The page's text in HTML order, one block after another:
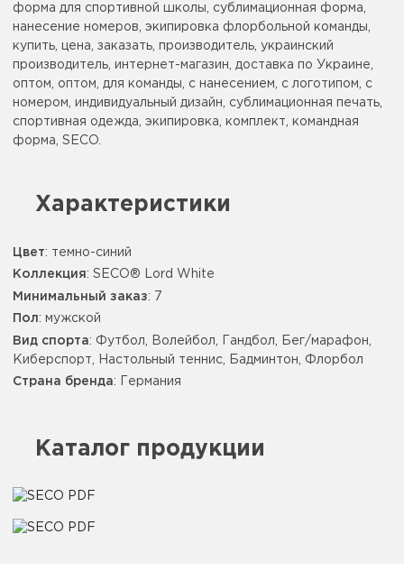
форма для спортивной школы, сублимационная форма,
нанесение номеров, экипировка флорбольной команды,
купить, цена, заказать, производитель, украинский
производитель, интернет-магазин, доставка по Украине,
оптом, оптом, для команды, с нанесением, с логотипом, с
номером, индивидуальный дизайн, сублимационная печать,
спортивная одежда, экипировка, комплект, командная
форма, SECO.
Характеристики
Цвет: темно-синий
Коллекция : SECO® Lord White
Минимальный заказ: 7
Пол : мужской
Вид спорта: Футбол, Волейбол, Гандбол, Бег/марафон,
Киберспорт, Настольный теннис, Бадминтон, Флорбол
Страна бренда: Германия
Каталог продукции